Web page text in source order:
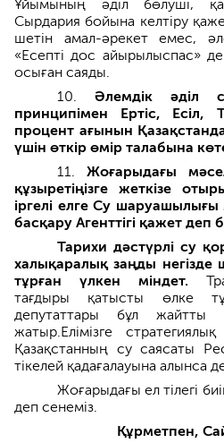
Ұйымының әділ бөлуші,
Сырдария бойына келтіру
шетін амал-әрекет емес,
«Есепті дос айырылыспас»
осыған саяды.
10. Әлемдік әділ
принципімен Ертіс, Есіл,
процент ағынын Қазақстанда
үшін өткір өмір талабына
11. Жоғарыдағы
құзыретіңізге жеткізе
іргелі елге Су шаруашылығы
басқару Агенттігі қажет деп
Тарихи дәстүрлі су
халықаралық заңды негізде
тұрған үлкен міндет.
тағдыры қатысты өлке
депутаттары бұл
жатыр.Елімізге
Қазақстанның су саясаты
тікелей қадағалауына алынса
Жоғарыдағы ел тілегі
деп сенеміз.
Құрметпен,